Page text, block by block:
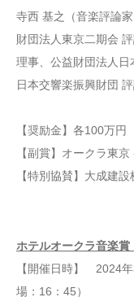
寺西 基之（音楽評論
財団法人東京二期会
理事、公益財団法人日
日本交響楽振興財団 評
【奨励金】各100万円
【副賞】オークラ東
【特別協賛】大成建
ホテルオークラ音楽
【開催日時】 2024
場：16：45）